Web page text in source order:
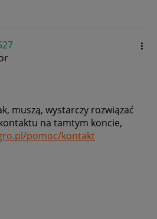
7
muszą, wystarczy rozwiązać
na tamtym koncie,
pomoc/kontakt